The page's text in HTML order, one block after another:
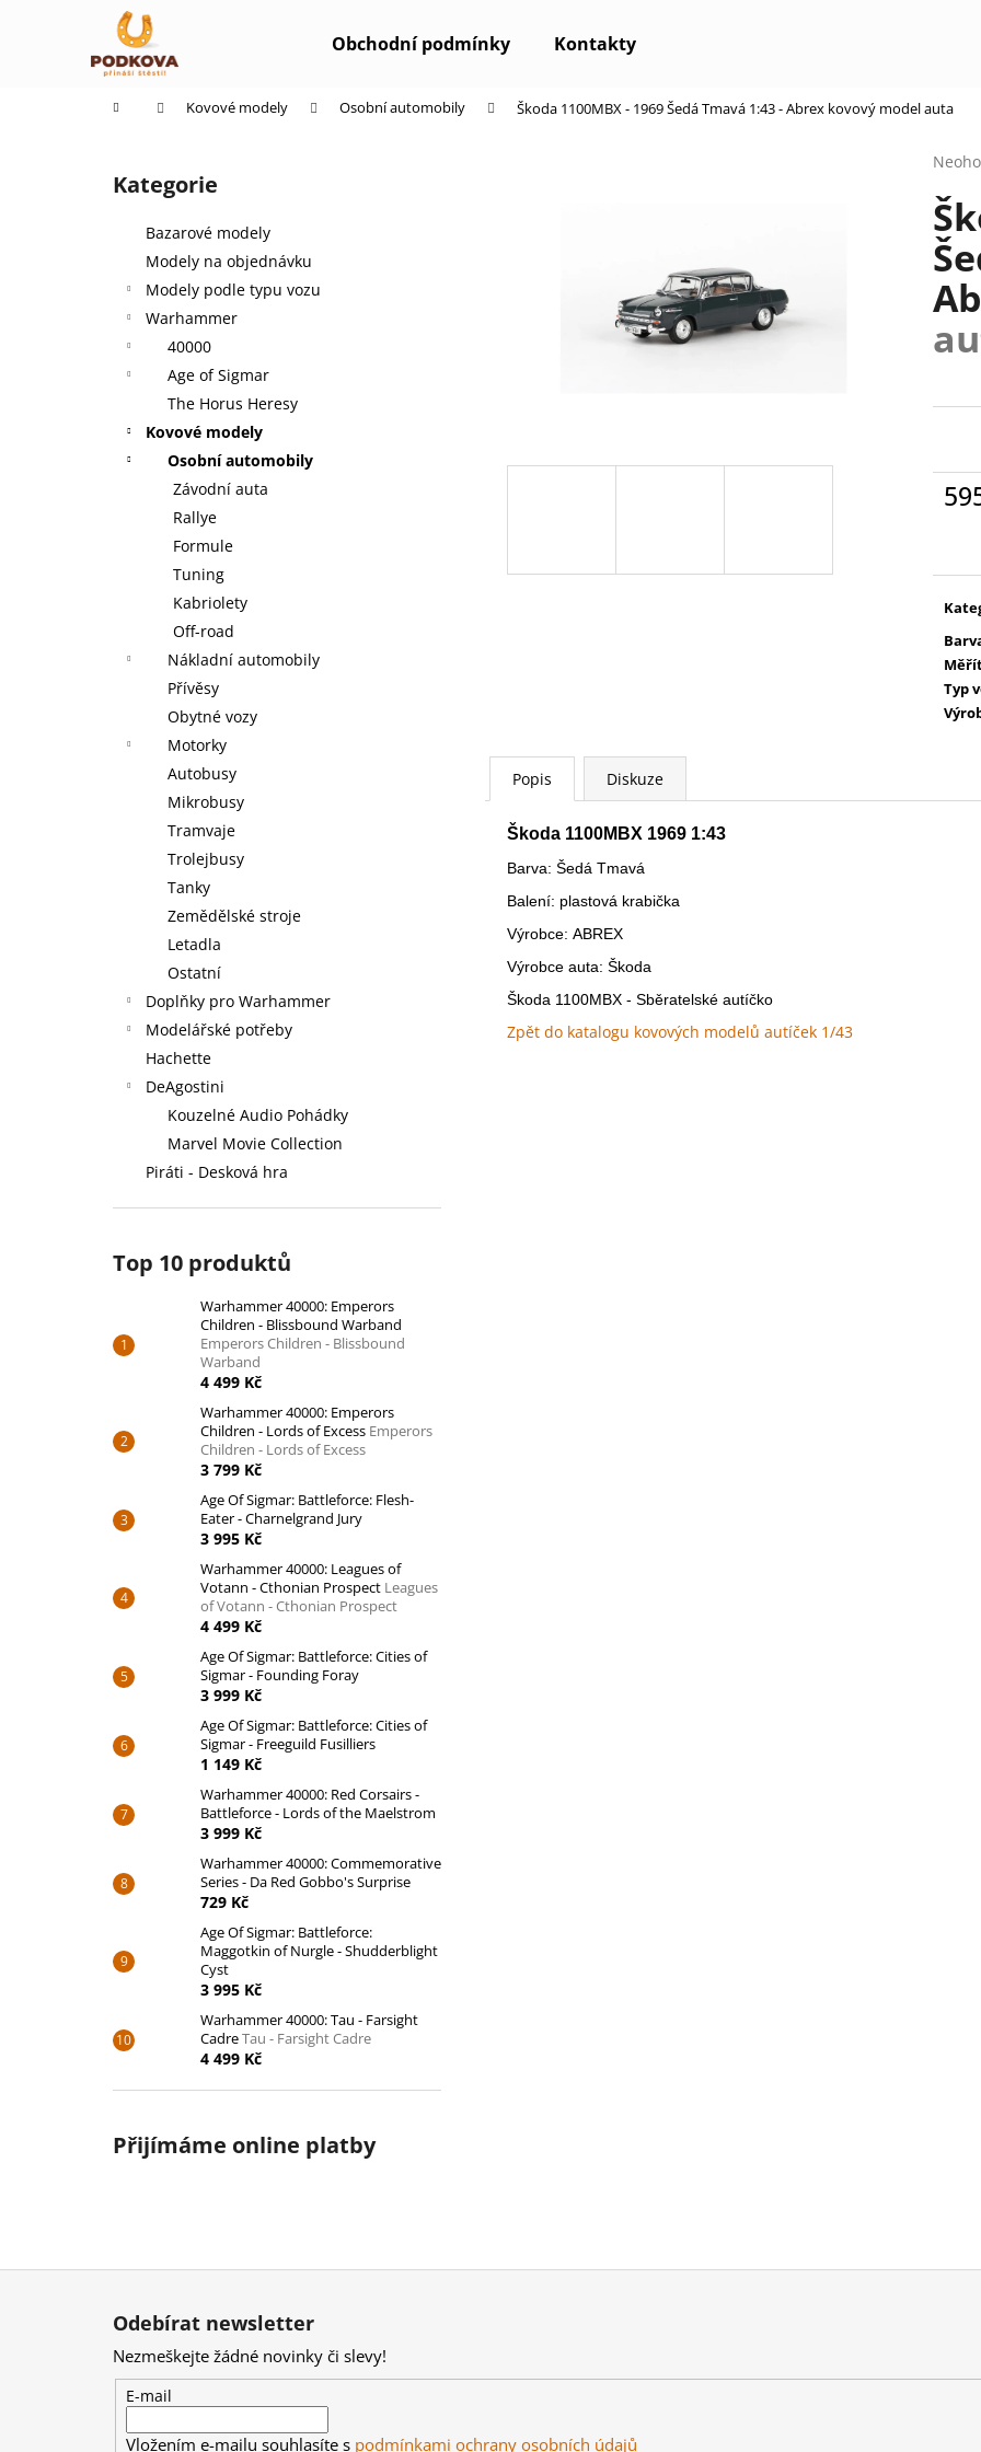
Obchodní podmínky Kontakty
Domů Kovové modely Osobní automobily Škoda 1100MBX - 1969 Šedá Tmavá 1:43 - Abrex kovový model auta
Přeskočit
kategorie
Kategorie
Bazarové modely
Modely na objednávku
Modely podle typu vozu
Warhammer
40000
Age of Sigmar
The Horus Heresy
Kovové modely
Osobní automobily
Závodní auta
Rallye
Formule
Tuning
Kabriolety
Off-road
Nákladní automobily
Přívěsy
Obytné vozy
Motorky
Autobusy
Mikrobusy
Tramvaje
Trolejbusy
Tanky
Zemědělské stroje
Letadla
Ostatní
Doplňky pro Warhammer
Modelářské potřeby
Hachette
DeAgostini
Kouzelné Audio Pohádky
Marvel Movie Collection
Piráti - Desková hra
Top 10 produktů
Warhammer 40000: Emperors
Children - Blissbound Warband
Emperors Children - Blissbound
Warband
4 499 Kč
Warhammer 40000: Emperors
Children - Lords of Excess Emperors
Children - Lords of Excess
3 799 Kč
Age Of Sigmar: Battleforce: Flesh-
Eater - Charnelgrand Jury
3 995 Kč
Warhammer 40000: Leagues of
Votann - Cthonian Prospect Leagues
of Votann - Cthonian Prospect
4 499 Kč
Age Of Sigmar: Battleforce: Cities of
Sigmar - Founding Foray
3 999 Kč
Age Of Sigmar: Battleforce: Cities of
Sigmar - Freeguild Fusilliers
1 149 Kč
Warhammer 40000: Red Corsairs -
Battleforce - Lords of the Maelstrom
3 999 Kč
Warhammer 40000: Commemorative
Series - Da Red Gobbo's Surprise
729 Kč
Age Of Sigmar: Battleforce:
Maggotkin of Nurgle - Shudderblight
Cyst
3 995 Kč
Warhammer 40000: Tau - Farsight
CadreTau - Farsight Cadre
4 499 Kč
Přijímáme online platby
je
0,0
z
Typ
Popis Diskuze
Škoda 1100MBX 1969 1:43
Barva: Šedá Tmavá
Balení: plastová krabička
Výrobce: ABREX
Výrobce auta: Škoda
Škoda 1100MBX - Sběratelské autíčko
Zpět do katalogu kovových modelů autíček 1/43
Zpět
Zpět
Co potřebujete najít?
Doporučujeme
WARHAMMER 40000: EMPERORS
CHILDREN - BLISSBOUND WARBAND
EMPERORS CHILDREN - BLISSBOUND
WARBAND
4 499 Kč
3 799 Kč
AGE OF
EATER -
Z
Odebírat newsletter
Nezmeškejte žádné novinky či slevy!
E-mail
Vložením e-mailu souhlasíte s podmínkami ochrany osobních údajů